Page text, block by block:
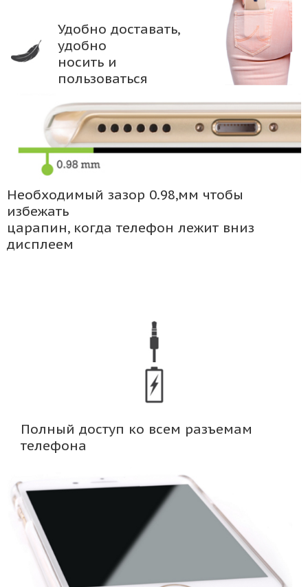
Удобно доставать,
удобно
носить и
пользоваться
Необходимый зазор 0.98,мм чтобы
избежать
царапин, когда телефон лежит вниз
дисплеем
Полный доступ ко всем разъемам
телефона